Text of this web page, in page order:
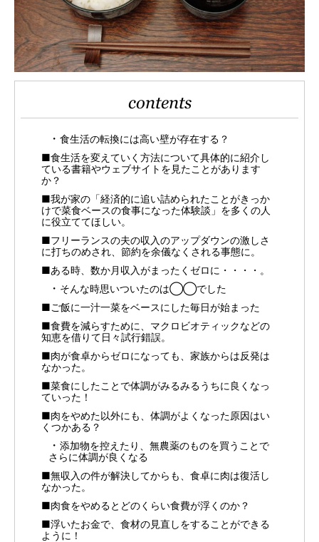
contents
食生活の転換には高い壁が存在する？
■食生活を変えていく方法について具体的に紹介し
ている書籍やウェブサイトを見たことがあります
か？
■我が家の「経済的に追い詰められたことがきっか
けで菜食ベースの食事になった体験談」を多くの人
に役立ててほしい。
■フリーランスの夫の収入のアップダウンの激しさ
に打ちのめされ、節約を余儀なくされる事態に。
■ある時、数か月収入がまったくゼロに・・・・。
そんな時思いついたのは◯◯でした
■ご飯に一汁一菜をベースにした毎日が始まった
■食費を減らすために、マクロビオティックなどの
知恵を借りて日々試行錯誤。
■肉が食卓からゼロになっても、家族からは反発は
なかった。
■菜食にしたことで体調がみるみるうちに良くなっ
ていった！
■肉をやめた以外にも、体調がよくなった原因はい
くつかある？
添加物を控えたり、無農薬のものを買うことで
さらに体調が良くなる
■無収入の件が解決してからも、食卓に肉は復活し
なかった。
■肉食をやめるとどのくらい食費が浮くのか？
■浮いたお金で、食材の見直しをすることができる
ように！